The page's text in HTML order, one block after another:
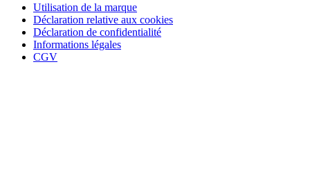
Utilisation de la marque
Déclaration relative aux cookies
Déclaration de confidentialité
Informations légales
CGV